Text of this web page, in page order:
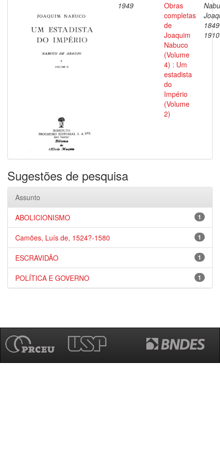
1949
Obras
completas
de
Joaquim
Nabuco
(Volume
4) : Um
estadista
do
Império
(Volume
2)
1910
Sugestões de pesquisa
Assunto
1
ABOLICIONISMO
1
Camões, Luís de, 1524?-1580
1
ESCRAVIDÃO
1
POLÍTICA E GOVERNO